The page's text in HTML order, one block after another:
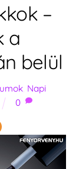
–
a
belül
, Napi
0